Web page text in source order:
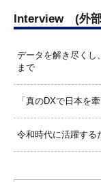
Interview (外
データを解き尽くし
まで
「真のDXで日本を
令和時代に活躍する